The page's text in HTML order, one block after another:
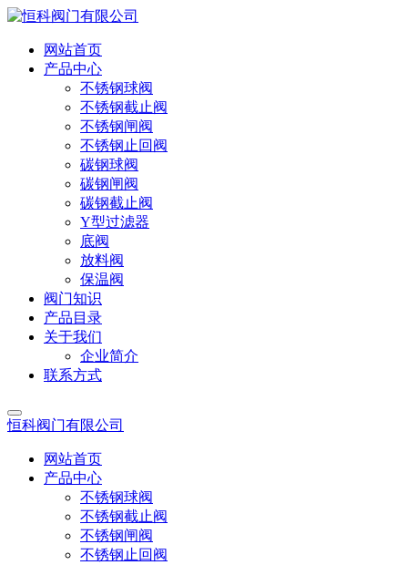
网站首页
产品中心
不锈钢球阀
不锈钢截止阀
不锈钢闸阀
不锈钢止回阀
碳钢球阀
碳钢闸阀
碳钢截止阀
Y型过滤器
底阀
放料阀
保温阀
阀门知识
产品目录
关于我们
企业简介
联系方式
恒科阀门有限公司
网站首页
产品中心
不锈钢球阀
不锈钢截止阀
不锈钢闸阀
不锈钢止回阀